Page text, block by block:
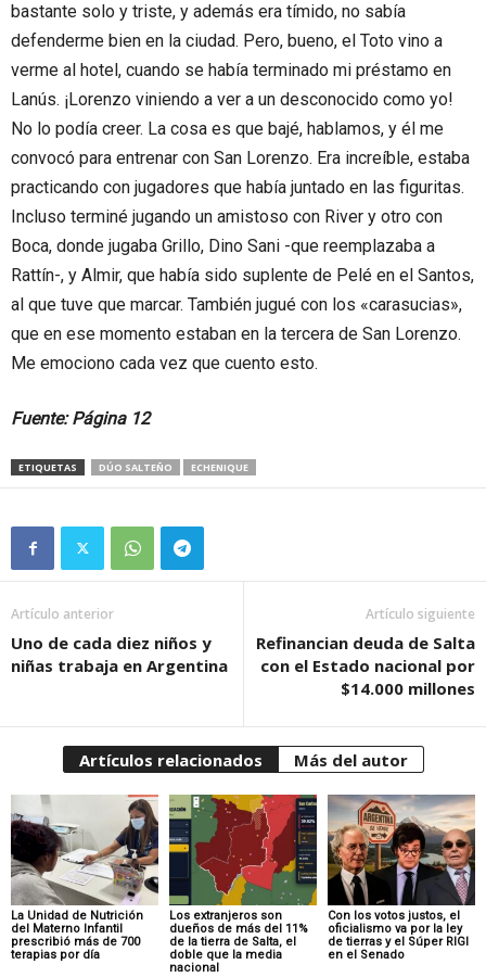
bastante solo y triste, y además era tímido, no sabía
defenderme bien en la ciudad. Pero, bueno, el Toto vino a
verme al hotel, cuando se había terminado mi préstamo en
Lanús. ¡Lorenzo viniendo a ver a un desconocido como yo!
No lo podía creer. La cosa es que bajé, hablamos, y él me
convocó para entrenar con San Lorenzo. Era increíble, estaba
practicando con jugadores que había juntado en las figuritas.
Incluso terminé jugando un amistoso con River y otro con
Boca, donde jugaba Grillo, Dino Sani -que reemplazaba a
Rattín-, y Almir, que había sido suplente de Pelé en el Santos,
al que tuve que marcar. También jugué con los «carasucias»,
que en ese momento estaban en la tercera de San Lorenzo.
Me emociono cada vez que cuento esto.
Fuente: Página 12
ETIQUETAS DÚO SALTEÑO ECHENIQUE
Artículo anterior
Uno de cada diez niños y
niñas trabaja en Argentina
Artículo siguiente
Refinancian deuda de Salta
con el Estado nacional por
$14.000 millones
Artículos relacionados Más del autor
La Unidad de Nutrición
del Materno Infantil
prescribió más de 700
terapias por día
Los extranjeros son
dueños de más del 11%
de la tierra de Salta, el
doble que la media
nacional
Con los votos justos, el
oficialismo va por la ley
de tierras y el Súper RIGI
en el Senado